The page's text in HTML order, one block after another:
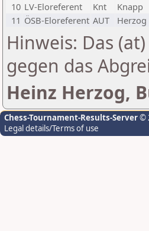
10 LV-Eloreferent Knt Knapp
11 ÖSB-Eloreferent AUT Herzog
Hinweis: Das
gegen das
Heinz Herzog,
Chess-Tournament-Results-Server©
Legal details/Terms of use